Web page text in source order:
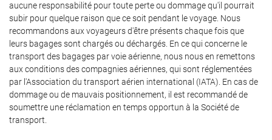
aucune responsabilité pour toute perte ou dommage qu'il pourrait
subir pour quelque raison que ce soit pendant le voyage. Nous
recommandons aux voyageurs d'être présents chaque fois que
leurs bagages sont chargés ou déchargés. En ce qui concerne le
transport des bagages par voie aérienne, nous nous en remettons
aux conditions des compagnies aériennes, qui sont réglementées
par l'Association du transport aérien international (IATA). En cas de
dommage ou de mauvais positionnement, il est recommandé de
soumettre une réclamation en temps opportun à la Société de
transport.